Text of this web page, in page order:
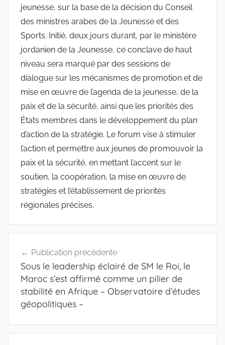
jeunesse, sur la base de la décision du Conseil
des ministres arabes de la Jeunesse et des
Sports. Initié, deux jours durant, par le ministère
jordanien de la Jeunesse, ce conclave de haut
niveau sera marqué par des sessions de
dialogue sur les mécanismes de promotion et de
mise en œuvre de l’agenda de la jeunesse, de la
paix et de la sécurité, ainsi que les priorités des
États membres dans le développement du plan
d’action de la stratégie. Le forum vise à stimuler
l’action et permettre aux jeunes de promouvoir la
paix et la sécurité, en mettant l’accent sur le
soutien, la coopération, la mise en œuvre de
stratégies et l’établissement de priorités
régionales précises.
de
l’article
Publication précédente
Sous le leadership éclairé de SM le Roi, le
Maroc s’est affirmé comme un pilier de
stabilité en Afrique – Observatoire d’études
géopolitiques –